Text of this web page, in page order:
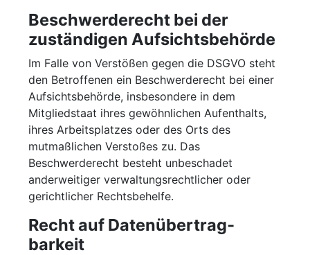
Beschwerde­recht bei der
zuständigen Aufsichts­behörde
Im Falle von Verstößen gegen die DSGVO steht
den Betroffenen ein Beschwerderecht bei einer
Aufsichtsbehörde, insbesondere in dem
Mitgliedstaat ihres gewöhnlichen Aufenthalts,
ihres Arbeitsplatzes oder des Orts des
mutmaßlichen Verstoßes zu. Das
Beschwerderecht besteht unbeschadet
anderweitiger verwaltungsrechtlicher oder
gerichtlicher Rechtsbehelfe.
Recht auf Daten­übertrag­
barkeit